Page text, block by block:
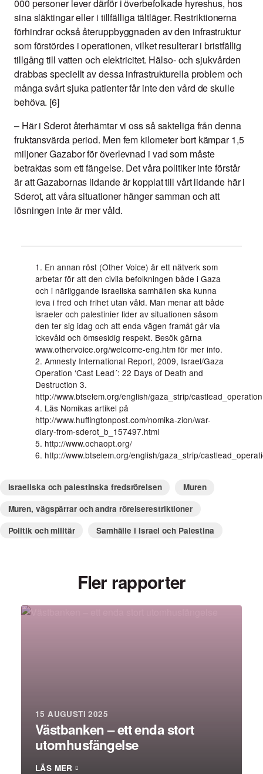
000 personer lever därför i överbefolkade hyreshus, hos
sina släktingar eller i tillfälliga tältläger. Restriktionerna
förhindrar också återuppbyggnaden av den infrastruktur
som förstördes i operationen, vilket resulterar i bristfällig
tillgång till vatten och elektricitet. Hälso- och sjukvården
drabbas speciellt av dessa infrastrukturella problem och
många svårt sjuka patienter får inte den vård de skulle
behöva. [6]
–Här i Sderot återhämtar vi oss så sakteliga från denna
fruktansvärda period. Men fem kilometer bort kämpar 1,5
miljoner Gazabor för överlevnad i vad som måste
betraktas som ett fängelse. Det våra politiker inte förstår
är att Gazabornas lidande är kopplat till vårt lidande här i
Sderot, att våra situationer hänger samman och att
lösningen inte är mer våld.
1. En annan röst (Other Voice) är ett nätverk som
arbetar för att den civila befolkningen både i Gaza
och i närliggande israeliska samhällen ska kunna
leva i fred och frihet utan våld. Man menar att både
israeler och palestinier lider av situationen såsom
den ter sig idag och att enda vägen framåt går via
ickevåld och ömsesidig respekt. Besök gärna
www.othervoice.org/welcome-eng.htm för mer info.
2. Amnesty International Report, 2009, Israel/Gaza
Operation ‘Cast Lead´: 22 Days of Death and
Destruction 3.
http://www.btselem.org/english/gaza_strip/
4. Läs Nomikas artikel på
http://www.huffingtonpost.com/nomika-zion/war-
diary-from-sderot_b_157497.html
5. http://www.ochaopt.org/
6. http://www.btselem.org/english/gaza_strip/
Israeliska och palestinska fredsrörelsen
Muren
Muren, vägspärrar och andra rörelserestriktioner
Politik och militär
Samhälle i Israel och Palestina
Fler rapporter
15 AUGUSTI 2025
Västbanken – ett enda stort
utomhusfängelse
LÄS MER